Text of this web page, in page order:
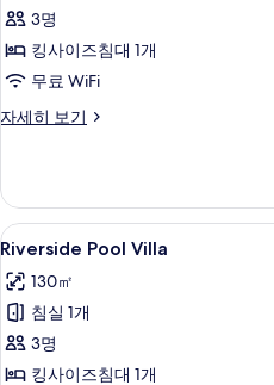
진
모
두
보
3명
킹사이즈침대 1개
무료 WiFi
자세히 보기
Courtyard
세
히
보
Riverside
Pool
Villa
사
진
7
Riverside Pool Villa
130㎡
침실 1개
3명
킹사이즈침대 1개